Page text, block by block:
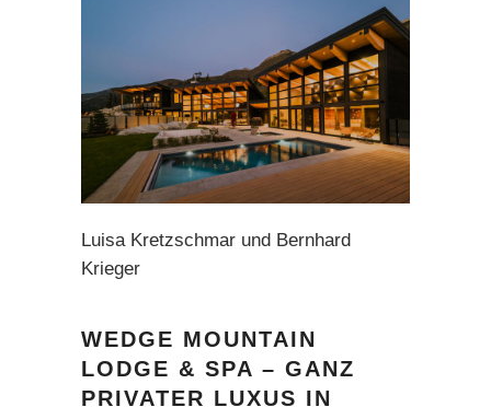
Luisa Kretzschmar und Bernhard
Krieger
WEDGE MOUNTAIN
LODGE & SPA – GANZ
PRIVATER LUXUS IN